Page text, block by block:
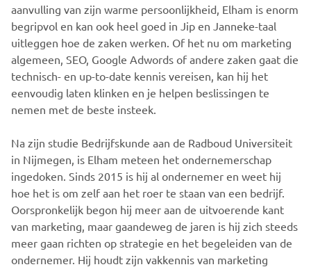
aanvulling van zijn warme persoonlijkheid, Elham is enorm
begripvol en kan ook heel goed in Jip en Janneke-taal
uitleggen hoe de zaken werken. Of het nu om marketing
algemeen, SEO, Google Adwords of andere zaken gaat die
technisch- en up-to-date kennis vereisen, kan hij het
eenvoudig laten klinken en je helpen beslissingen te
nemen met de beste insteek.
Na zijn studie Bedrijfskunde aan de Radboud Universiteit
in Nijmegen, is Elham meteen het ondernemerschap
ingedoken. Sinds 2015 is hij al ondernemer en weet hij
hoe het is om zelf aan het roer te staan van een bedrijf.
Oorspronkelijk begon hij meer aan de uitvoerende kant
van marketing, maar gaandeweg de jaren is hij zich steeds
meer gaan richten op strategie en het begeleiden van de
ondernemer. Hij houdt zijn vakkennis van marketing